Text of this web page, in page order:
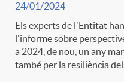
24/01/2024
Els experts de l'Entitat
l'informe sobre
a 2024, de nou, un any
també per la resiliència